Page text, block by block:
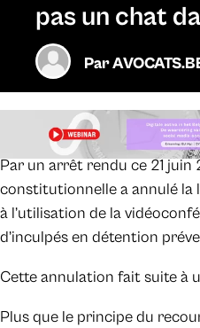
pas un chat
Par
Par un arrêt rendu ce 21 juin
constitutionnelle a annulé la
à l’utilisation de la
d’inculpés en détention
Cette annulation fait suite à
Plus que le principe du